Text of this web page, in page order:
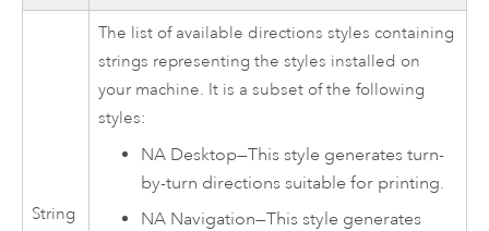
String
The list of available directions styles containing
strings representing the styles installed on
your machine. It is a subset of the following
styles:
NA Desktop—This style generates turn-
by-turn directions suitable for printing.
NA Navigation—This style generates